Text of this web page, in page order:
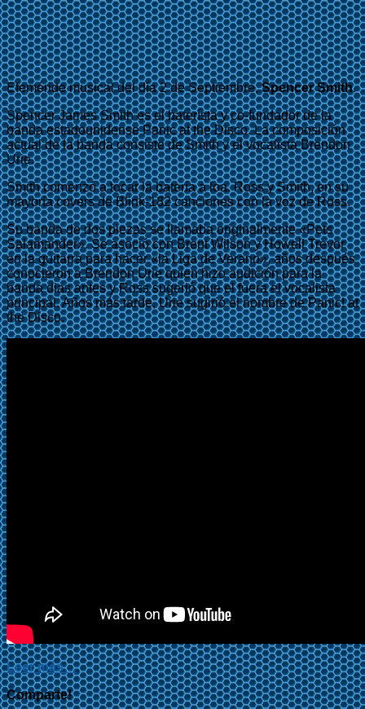
Efeméride musical del día 2 de Septiembre,Spencer Smith.
Spencer James Smith es el baterísta y co-fundador de la
banda estadounidense Panic at the Disco. La composición
actual de la banda consiste de Smith y el vocalista Brendon
Urie.
Smith comenzó a tocar la batería a loa. Ross y Smith, en su
mayoría covers de Blink-182 canciones con la voz de Ross.
Su banda de dos piezas se llamaba originalmente «Pets
Salamander». Se asoció con Brent Wilson y Howell Trevor
en la guitarra para hacer «la Liga de Verano», años después
conocieron a Brendon Urie quien hizo audición para la
banda dias antes y Ross sugerió que el fuera el vocalista
principal. Años más tarde, Urie sugirió el nombre de Panic! at
the Disco.
Leer más…
Comparte!